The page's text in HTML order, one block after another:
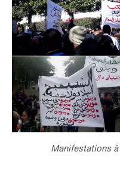
Manifestations